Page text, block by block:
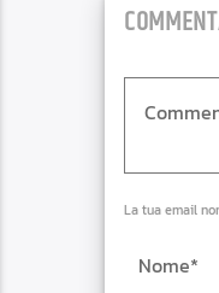
La tua email